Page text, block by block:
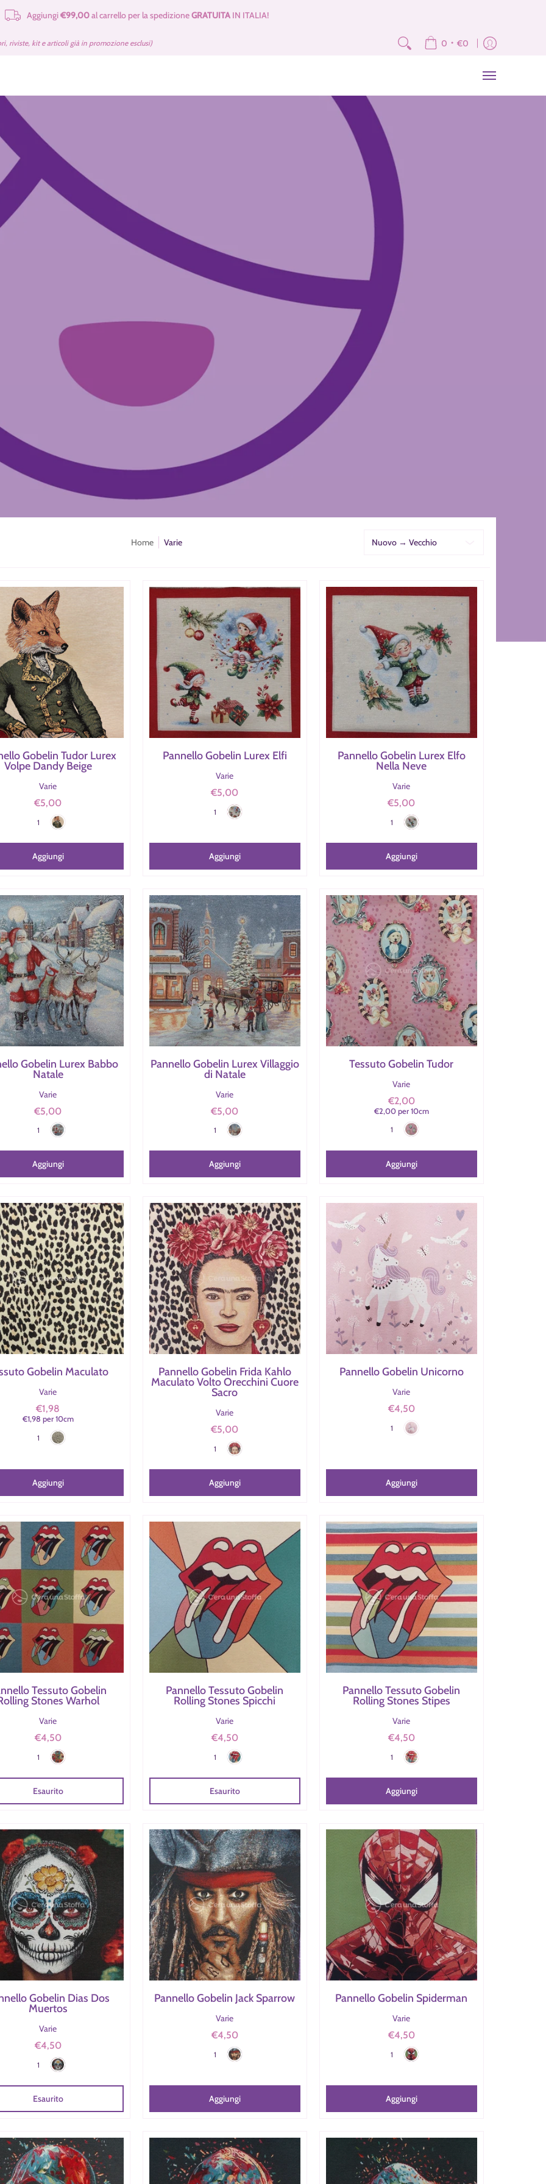
Aggiungi€99,00al carrello per la spedizioneGRATUITAIN ITALIA!
Brand Corsi News
riviste, kit e articoli già in promozione esclusi) 0 • €0
Home Varie
Gobelin Tudor Lurex
Volpe Dandy Beige
Varie
€5,00
Colore
1
Aggiungi
Pannello Gobelin Lurex Elfi
Varie
€5,00
Colore
1
Aggiungi
Pannello Gobelin Lurex Elfo
Nella Neve
Varie
€5,00
Colore
1
Aggiungi
Gobelin Lurex Babbo
Natale
Varie
€5,00
Colore
1
Aggiungi
Pannello Gobelin Lurex Villaggio
di Natale
Varie
€5,00
Colore
1
Aggiungi
Tessuto Gobelin Tudor
Varie
€2,00
€2,00per 10cm
Colore
1
Aggiungi
Gobelin Maculato
Varie
€1,98
€1,98 per 10cm
Colore
1
Aggiungi
Pannello Gobelin Frida Kahlo
Maculato Volto Orecchini Cuore
Sacro
Varie
€5,00
Colore
1
Aggiungi
Pannello Gobelin Unicorno
Varie
€4,50
Colore
1
Aggiungi
Tessuto Gobelin
Stones Warhol
Varie
€4,50
Colore
1
Esaurito
Pannello Tessuto Gobelin
Rolling Stones Spicchi
Varie
€4,50
Colore
1
Esaurito
Pannello Tessuto Gobelin
Rolling Stones Stipes
Varie
€4,50
Colore
1
Aggiungi
Gobelin Dias Dos
Muertos
Varie
€4,50
Colore
1
Esaurito
Pannello Gobelin Jack Sparrow
Varie
€4,50
Colore
1
Aggiungi
Pannello Gobelin Spiderman
Varie
€4,50
Colore
1
Aggiungi